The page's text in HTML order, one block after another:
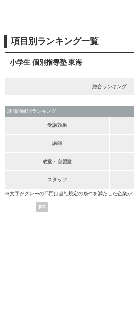
項目別ランキング一覧
小学生 個別指導塾 東海
総合ランキング
評価項目別ランキング
受講効果
講師
教室・自習室
スタッフ
※文字がグレーの部門は当社規定の条件を満たした企業が
PR